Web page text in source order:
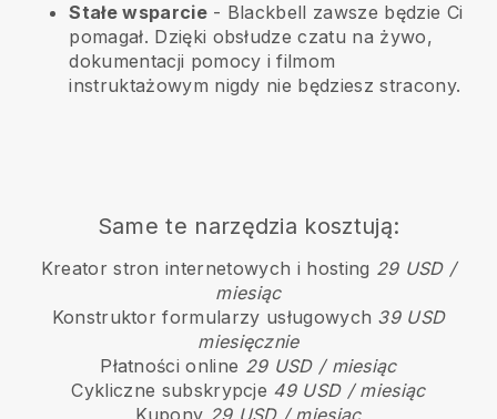
Stałe wsparcie- Blackbell zawsze będzie Ci
pomagał. Dzięki obsłudze czatu na żywo,
dokumentacji pomocy i filmom
instruktażowym nigdy nie będziesz stracony.
Same te narzędzia kosztują:
Kreator stron internetowych i hosting 29 USD /
miesiąc
Konstruktor formularzy usługowych 39 USD
miesięcznie
Płatności online 29 USD / miesiąc
Cykliczne subskrypcje 49 USD / miesiąc